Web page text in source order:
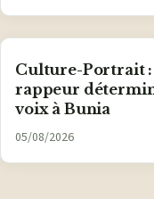
Culture-Portrait :
rappeur
voix à Bunia
05/08/2026